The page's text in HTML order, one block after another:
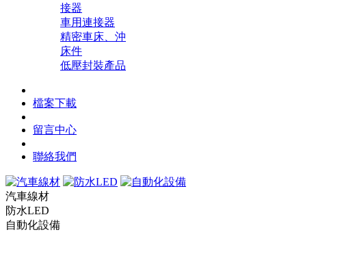
接器
車用連接器
精密車床、沖
床件
低壓封裝產品
檔案下載
留言中心
聯絡我們
汽車線材
防水LED
自動化設備